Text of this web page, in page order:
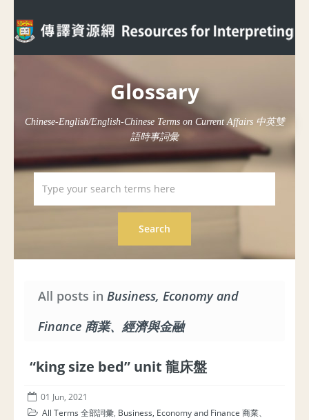
Glossary
Chinese-English/English-Chinese Terms on Current Affairs 中英雙
語時事詞彙
All posts in Business, Economy and
Finance 商業、經濟與金融
“king size bed” unit 龍床盤
01 Jun, 2021
All Terms 全部詞彙, Business, Economy and Finance 商業、